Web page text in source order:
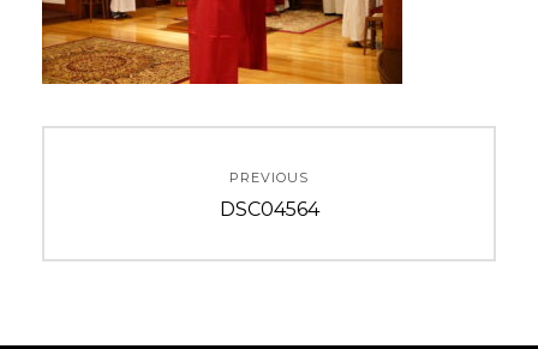
ナ
PREVIOUS
Previous
DSC04564